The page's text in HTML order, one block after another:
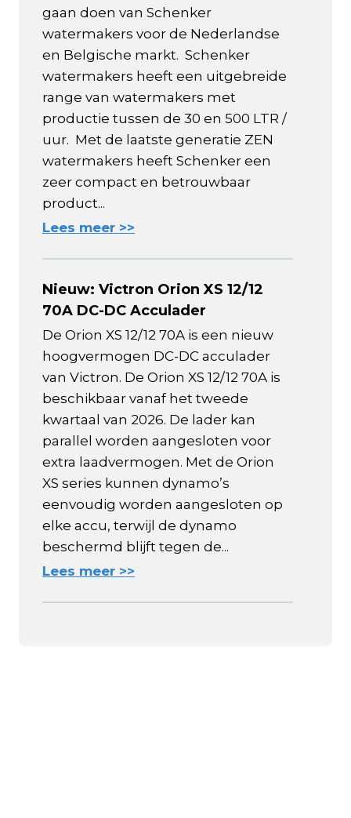
gaan doen van Schenker
watermakers voor de Nederlandse
en Belgische markt. Schenker
watermakers heeft een uitgebreide
range van watermakers met
productie tussen de 30 en 500 LTR /
uur. Met de laatste generatie ZEN
watermakers heeft Schenker een
zeer compact en betrouwbaar
product...
Lees meer >>
Nieuw: Victron Orion XS 12/12
70A DC-DC Acculader
De Orion XS 12/12 70A is een nieuw
hoogvermogen DC-DC acculader
van Victron. De Orion XS 12/12 70A is
beschikbaar vanaf het tweede
kwartaal van 2026. De lader kan
parallel worden aangesloten voor
extra laadvermogen. Met de Orion
XS series kunnen dynamo’s
eenvoudig worden aangesloten op
elke accu, terwijl de dynamo
beschermd blijft tegen de...
Lees meer >>